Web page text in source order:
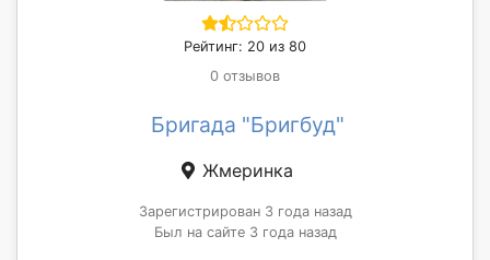
Рейтинг: 20 из 80
0 отзывов
Бригада "Бригбуд"
Жмеринка
Зарегистрирован 3 года назад
Был на сайте 3 года назад